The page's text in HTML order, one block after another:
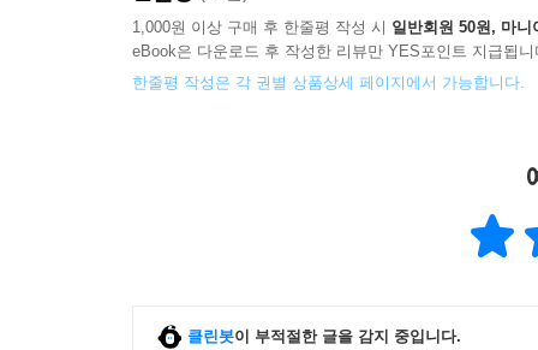
1,000원 이상 구매 후 한줄평 작성 시 일반회원 50원, 마니
eBook은 다운로드 후 작성한 리뷰만 YES포인트 지급됩니
한줄평 작성은 각 권별 상품상세 페이지에서 가능합니다.
클린봇이 부적절한 글을 감지 중입니다.